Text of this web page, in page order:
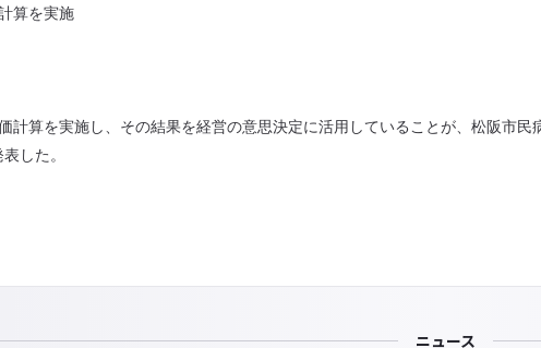
算を実施
計算を実施し、その結果を経営の意思決定に活用していることが、松阪市民
した。
ニュース